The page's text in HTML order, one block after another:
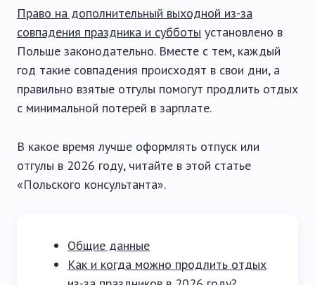
Право на дополнительный выходной из-за
совпадения праздника и субботы установлено в
Польше законодательно. Вместе с тем, каждый
год такие совпадения происходят в свои дни, а
правильно взятые отгулы помогут продлить отдых
с минимальной потерей в зарплате.
В какое время лучше оформлять отпуск или
отгулы в 2026 году, читайте в этой статье
«Польского консультанта».
Общие данные
Как и когда можно продлить отдых